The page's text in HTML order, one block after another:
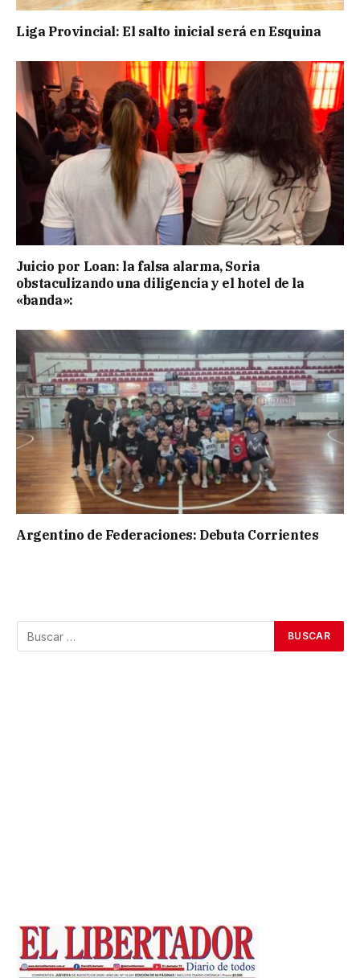
Liga Provincial: El salto inicial será en Esquina
Juicio por Loan: la falsa alarma, Soria
obstaculizando una diligencia y el hotel de la
«banda»:
Argentino de Federaciones: Debuta Corrientes